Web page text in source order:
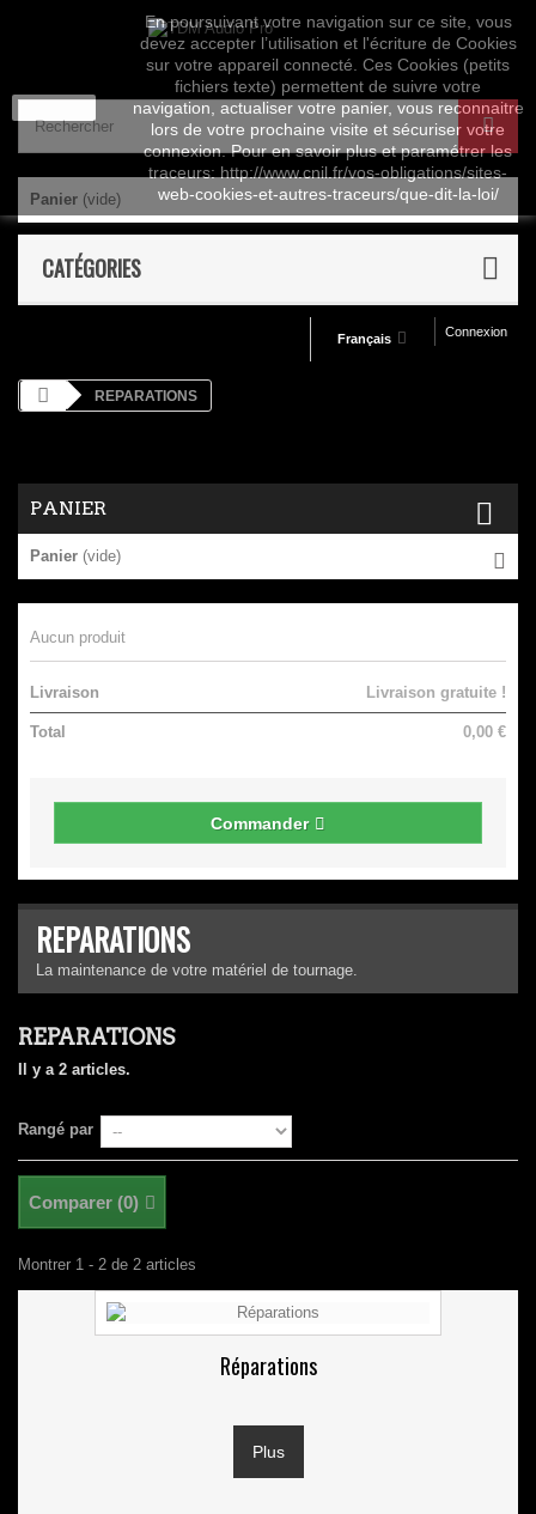
Panier (vide)
CATÉGORIES
Connexion
Français
REPARATIONS
PANIER
Panier (vide)
Aucun produit
Livraison gratuite !
Livraison
0,00 €
Total
Commander
REPARATIONS
La maintenance de votre matériel de tournage.
REPARATIONS
Il y a 2 articles.
Rangé par
Comparer (0)
Montrer 1 - 2 de 2 articles
Réparations
Plus
En poursuivant votre navigation sur ce site, vous
devez accepter l’utilisation et l'écriture de Cookies
sur votre appareil connecté. Ces Cookies (petits
fichiers texte) permettent de suivre votre
navigation, actualiser votre panier, vous reconnaitre
lors de votre prochaine visite et sécuriser votre
connexion. Pour en savoir plus et paramétrer les
traceurs: http://www.cnil.fr/vos-obligations/sites-
web-cookies-et-autres-traceurs/que-dit-la-loi/